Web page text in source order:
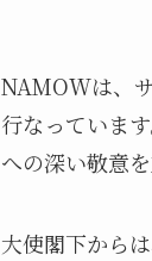
NAMOWは、
行なっていま
への深い敬意
大使閣下から